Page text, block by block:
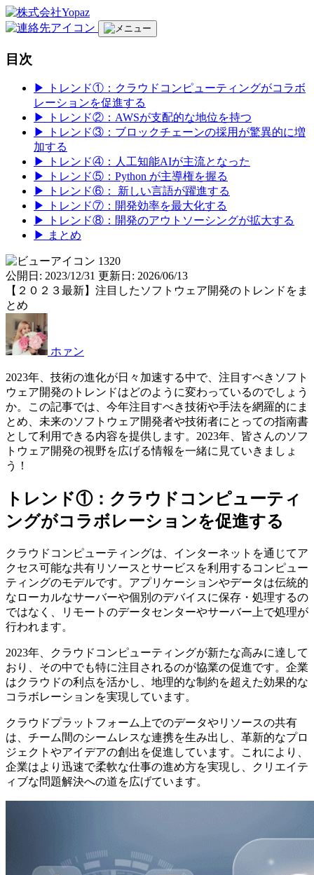
目次
▶︎ トレンド①：クラウドコンピューティングがコラボ
レーションを促進する
▶︎ トレンド②：AWSが支配的な地位を持つ
▶︎ トレンド③：ブロックチェーンの採用が驚異的に増
加する
▶︎ トレンド④：人工知能AIが主流となった
▶︎ トレンド⑤：Python が主導権を握る
▶︎ トレンド⑥： 新しい言語が躍進する
▶︎ トレンド⑦：開発効率を最大化する
▶︎ トレンド⑧：開発のアウトソーシングが拡大する
▶︎ まとめ
1320
公開日: 2023/12/31 更新日: 2026/06/13
【２０２３最新】注目したソフトウェア開発のトレンドをま
とめ
ホァン
2023年、技術の進化が日々加速する中で、注目すべきソフト
ウェア開発のトレンドはどのように変わっているのでしょう
か。この記事では、今年注目すべき技術や手法を網羅的にま
とめ、未来のソフトウェア開発者や技術者にとっての指南書
として利用できる内容を提供します。2023年、皆さんのソフ
トウェア開発の視野を広げる情報を一緒に見ていきましょ
う！
トレンド①：クラウドコンピューティ
ングがコラボレーションを促進する
クラウドコンピューティングは、インターネットを通じてア
クセス可能な共有リソースとサービスを利用するコンピュー
ティングのモデルです。アプリケーションやデータは伝統的
なローカルなサーバーや個別のデバイスに保存・処理するの
ではなく、リモートのデータセンターやサーバー上で処理が
行われます。
2023年、クラウドコンピューティングが新たな高みに達して
おり、その中でも特に注目されるのが協業の促進です。企業
はクラウドの利点を活かし、地理的な制約を超えた効果的な
コラボレーションを実現しています。
クラウドプラットフォーム上でのデータやリソースの共有
は、チーム間のシームレスな連携を生み出し、革新的なプロ
ジェクトやアイデアの創出を促進しています。これにより、
企業はより迅速で柔軟な仕事の進め方を実現し、クリエイテ
ィブな問題解決への道を広げています。